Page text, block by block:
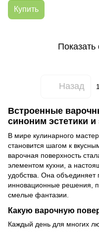
Купить
Назад 1
Встроенные
синоним эстетики
В мире кулинарного
становится шагом к
варочная поверхность
элементом кухни, а
удобства. Она объединяет
инновационные решения,
смелые фантазии.
Какую варочную
Каждый день для многих